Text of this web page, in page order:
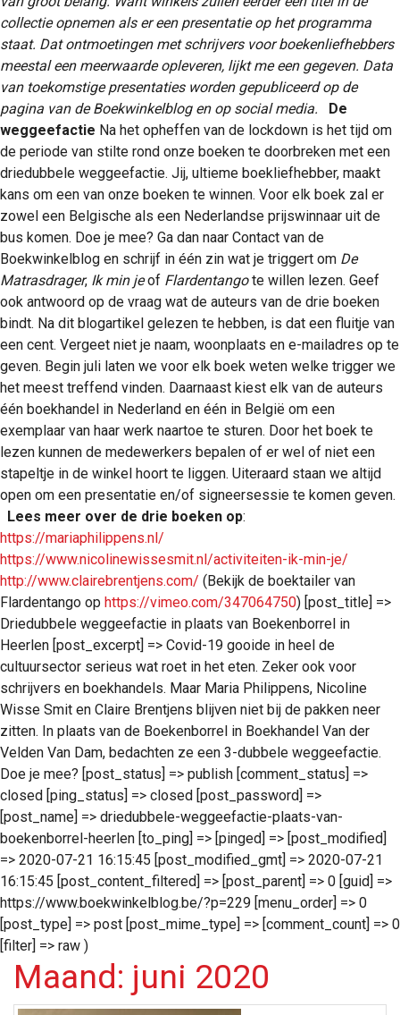
collectie opnemen als er een presentatie op het programma
staat. Dat ontmoetingen met schrijvers voor boekenliefhebbers
meestal een meerwaarde opleveren, lijkt me een gegeven. Data
van toekomstige presentaties worden gepubliceerd op de
pagina van de Boekwinkelblog en op social media.
De
weggeefactie Na het opheffen van de lockdown is het tijd om
de periode van stilte rond onze boeken te doorbreken met een
driedubbele weggeefactie. Jij, ultieme boekliefhebber, maakt
kans om een van onze boeken te winnen. Voor elk boek zal er
zowel een Belgische als een Nederlandse prijswinnaar uit de
bus komen. Doe je mee? Ga dan naar Contact van de
Boekwinkelblog en schrijf in één zin wat je triggert om De
Matrasdrager, Ik min jeof Flardentangote willen lezen. Geef
ook antwoord op de vraag wat de auteurs van de drie boeken
bindt. Na dit blogartikel gelezen te hebben, is dat een fluitje van
een cent. Vergeet niet je naam, woonplaats en e-mailadres op te
geven. Begin juli laten we voor elk boek weten welke trigger we
het meest treffend vinden. Daarnaast kiest elk van de auteurs
één boekhandel in Nederland en één in België om een
exemplaar van haar werk naartoe te sturen. Door het boek te
lezen kunnen de medewerkers bepalen of er wel of niet een
stapeltje in de winkel hoort te liggen. Uiteraard staan we altijd
open om een presentatie en/of signeersessie te komen geven.
Lees meer over de drie boeken op:
https://mariaphilippens.nl/
https://www.nicolinewissesmit.nl/activiteiten-ik-min-je/
http://www.clairebrentjens.com/ (Bekijk de boektailer van
Flardentango op https://vimeo.com/347064750) [post_title] =>
Driedubbele weggeefactie in plaats van Boekenborrel in
Heerlen [post_excerpt] => Covid-19 gooide in heel de
cultuursector serieus wat roet in het eten. Zeker ook voor
schrijvers en boekhandels. Maar Maria Philippens, Nicoline
Wisse Smit en Claire Brentjens blijven niet bij de pakken neer
zitten. In plaats van de Boekenborrel in Boekhandel Van der
Velden Van Dam, bedachten ze een 3-dubbele weggeefactie.
Doe je mee? [post_status] => publish [comment_status] =>
closed [ping_status] => closed [post_password] =>
[post_name] => driedubbele-weggeefactie-plaats-van-
boekenborrel-heerlen [to_ping] => [pinged] => [post_modified]
=> 2020-07-21 16:15:45 [post_modified_gmt] => 2020-07-21
16:15:45 [post_content_filtered] => [post_parent] => 0 [guid] =>
https://www.boekwinkelblog.be/?p=229 [menu_order] => 0
[post_type] => post [post_mime_type] => [comment_count] => 0
[filter] => raw )
Maand: juni 2020